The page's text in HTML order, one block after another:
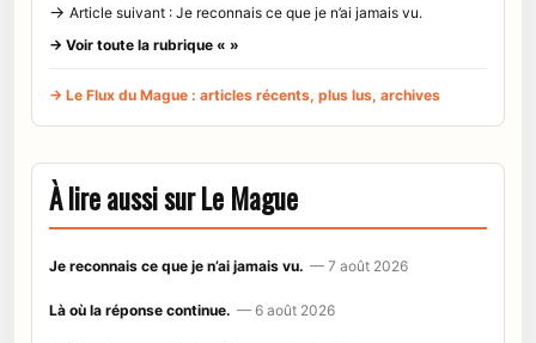
→ Article suivant : Je reconnais ce que je n’ai jamais vu.
→ Voir toute la rubrique « »
→ Le Flux du Mague : articles récents, plus lus, archives
À lire aussi sur Le Mague
Je reconnais ce que je n’ai jamais vu. — 7 août 2026
Là où la réponse continue. — 6 août 2026